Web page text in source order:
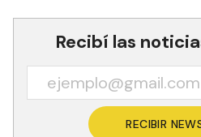
Recibí las
RECIBIR